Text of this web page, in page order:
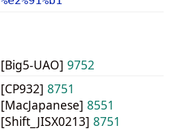
[Big5-UAO] 9752
[CP932] 8751
[MacJapanese] 8551
[Shift_JISX0213] 8751